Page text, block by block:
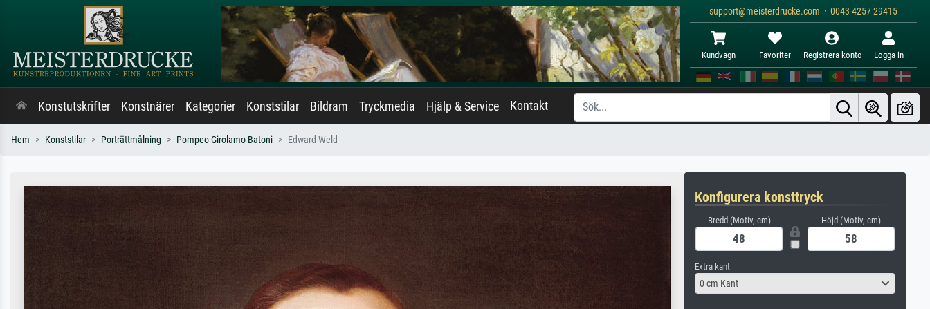
support@meisterdrucke.com · 0043 4257 29415
Kundvagn Favoriter Registrera konto Logga in
Konstutskrifter Konstnärer Kategorier Konststilar Bildram Tryckmedia Hjälp & Service Kontakt
Hem Konststilar Porträttmålning Pompeo Girolamo Batoni Edward Weld
Konfigurera konsttryck
Bredd (Motiv, cm) Höjd (Motiv, cm)
Extra kant
0 cm Kant